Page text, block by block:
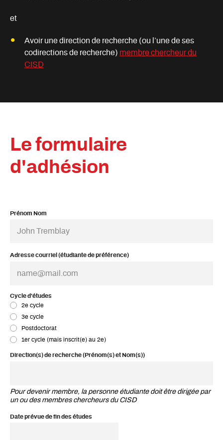
et
Avoir une direction de recherche (ou l’une de ses
codirections de recherche) membre chercheur du
CISD
Le formulaire
d'adhésion
Prénom Nom
Adresse courriel (étudiante de préférence)
Cycle d'études
2e cycle
3e cycle
Postdoctorat
1er cycle (mais inscrit(e) au 2e)
Direction(s) de recherche (Prénom(s) et Nom(s))
Pour devenir membre, la personne étudiante doit être dirigée par
un ou des membres chercheurs du CISD
Date prévue de fin des études